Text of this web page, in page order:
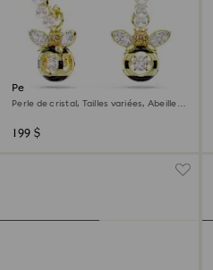
Pendants d'oreilles Idyllia
Perle de cristal, Tailles variées, Abeille,
199 $